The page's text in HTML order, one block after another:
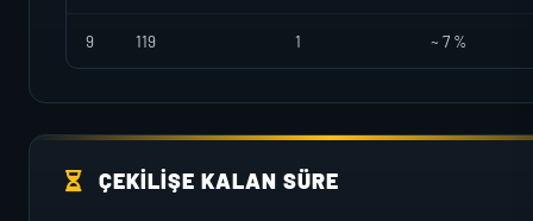
9 119 1 ~ 7 %
ÇEKILIŞE KALAN SÜRE